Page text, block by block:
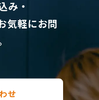
み・
気軽にお問
せ